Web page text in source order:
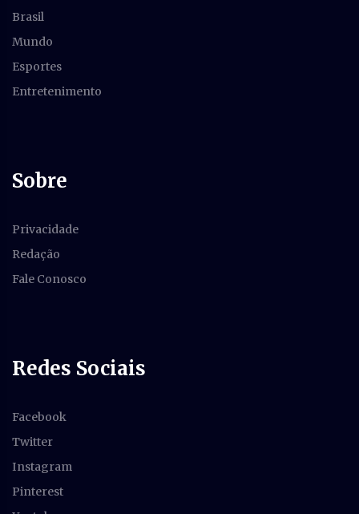
Brasil
Mundo
Esportes
Entretenimento
Sobre
Privacidade
Redação
Fale Conosco
Redes Sociais
Facebook
Twitter
Instagram
Pinterest